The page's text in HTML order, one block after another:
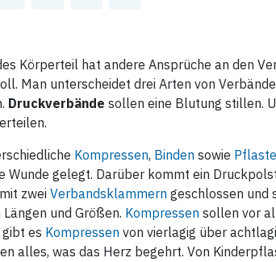
Körperteil hat andere Ansprüche an den
Man unterscheidet drei Arten von
Druckverbände sollen eine Blutung stillen.
Kompressen, Binden sowie
Wunde gelegt. Darüber kommt ein
zwei Verbandsklammern geschlossen und
und Größen. Kompressen sollen vor
es Kompressen von vierlagig über
alles, was das Herz begehrt. Von